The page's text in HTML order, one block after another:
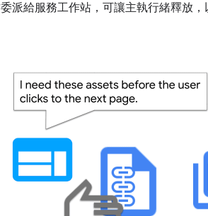
派給服務工作站，可讓主執行緒釋放